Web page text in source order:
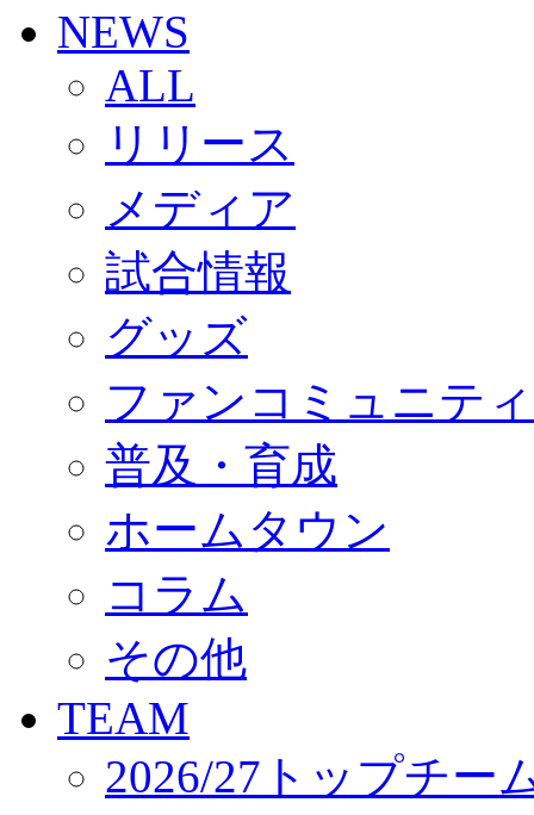
SCHEDULE
2026/27
練習見学時のファンサービスについて
TICKET
奈良クラブ明治安田J3リーグ2026/27シーズン試
奈良クラブ明治安田Ｊ3リーグ 2026/27シーズン「
観戦ルール＆マナー
2026/27ファンコミュニティ
サポートショップ
GOODS
オフィシャルストア（実店舗）
オンラインストア
ACADEMY
アカデミーについて
コーチ&スタッフ
ジュニア
ジュニアユース
ユース
練習拠点（ナラディーア）
SCHOOL
CLUB
パートナー募集
クラブ理念
サステナビリティ
Web制作支援
応援プロジェクト
NEWS
ALL
リリース
メディア
試合情報
グッズ
ファンコミュニティ
普及・育成
ホームタウン
コラム
その他
TEAM
2026/27トップチー